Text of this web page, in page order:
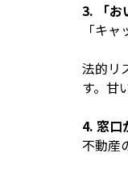
3. 「お
「キ
法的リ
す。甘
4. 窓口
不動産